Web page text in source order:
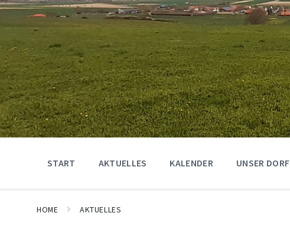
START AKTUELLES KALENDER UNSER DORF
HOME AKTUELLES